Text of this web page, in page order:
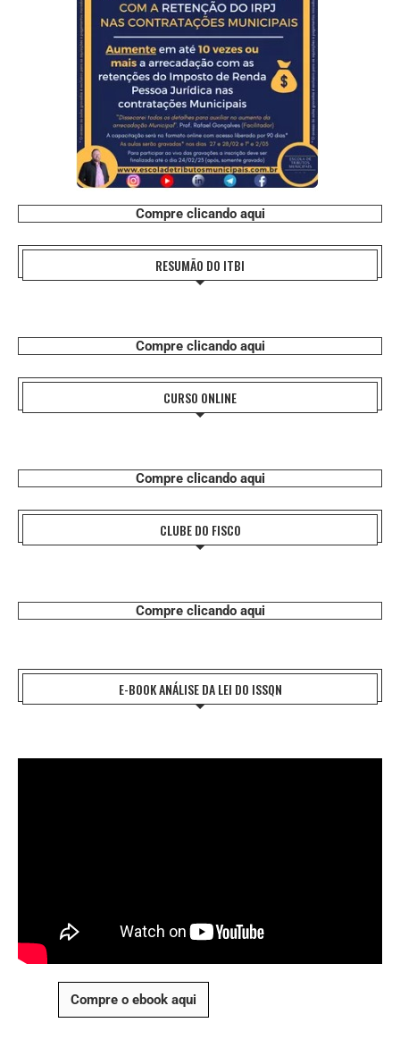
Compre clicando aqui
RESUMÃO DO ITBI
Compre clicando aqui
CURSO ONLINE
Compre clicando aqui
CLUBE DO FISCO
Compre clicando aqui
E-BOOK ANÁLISE DA LEI DO ISSQN
Compre o ebook aqui